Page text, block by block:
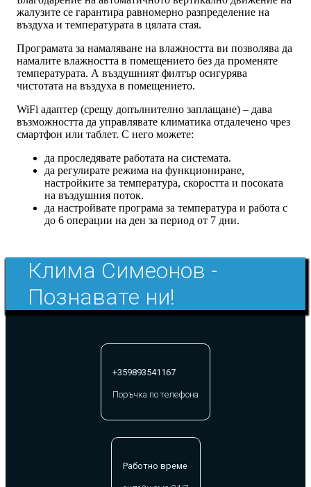
жалузите се гарантира равномерно разпределение на
въздуха и температурата в цялата стая.
Програмата за намаляване на влажността ви позволява да
намалите влажността в помещението без да променяте
температурата. А въздушният филтър осигурява
чистотата на въздуха в помещението.
WiFi адаптер (срещу допълнително заплащане) – дава
възможността да управлявате климатика отдалечено чрез
смартфон или таблет. С него можете:
да проследявате работата на системата.
да регулирате режима на функциониране,
настройките за температура, скоростта и посоката
на въздушния поток.
да настройвате програма за температура и работа с
до 6 операции на ден за период от 7 дни.
Клима Симеонов -
Познавате ни!
+359893541167
Поръчка по телефона
Работно време